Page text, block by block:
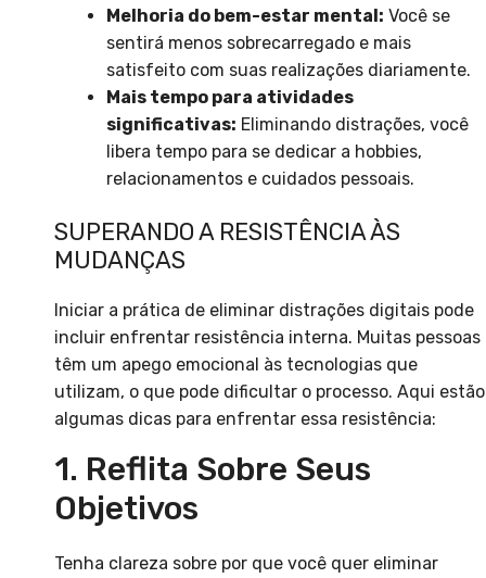
Melhoria do bem-estar mental: Você se
sentirá menos sobrecarregado e mais
satisfeito com suas realizações diariamente.
Mais tempo para atividades
significativas: Eliminando distrações, você
libera tempo para se dedicar a hobbies,
relacionamentos e cuidados pessoais.
SUPERANDO A RESISTÊNCIA ÀS
MUDANÇAS
Iniciar a prática de eliminar distrações digitais pode
incluir enfrentar resistência interna. Muitas pessoas
têm um apego emocional às tecnologias que
utilizam, o que pode dificultar o processo. Aqui estão
algumas dicas para enfrentar essa resistência:
1. Reflita Sobre Seus
Objetivos
Tenha clareza sobre por que você quer eliminar